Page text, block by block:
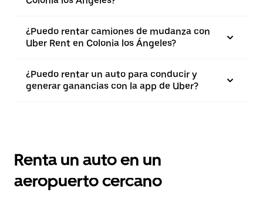
¿Puedo rentar camiones de mudanza con
Uber Rent en Colonia los Ángeles?
¿Puedo rentar un auto para conducir y
generar ganancias con la app de Uber?
Renta un auto en un
aeropuerto cercano